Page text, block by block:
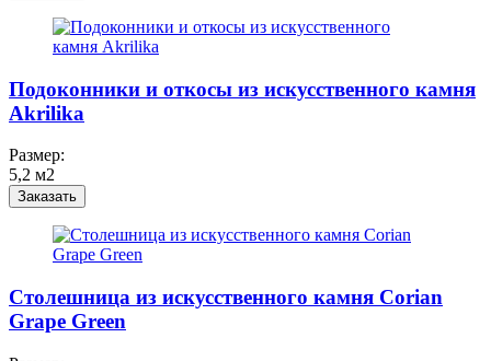
Подоконники и откосы из искусственного камня
Akrilika
Размер:
5,2 м2
Заказать
Столешница из искусственного камня Corian
Grape Green